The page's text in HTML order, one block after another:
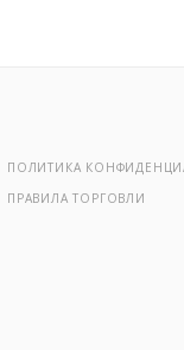
ПОЛИТИКА
ПРАВИЛА ТОРГОВЛИ